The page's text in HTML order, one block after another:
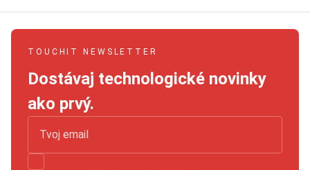
TOUCHIT NEWSLETTER
Dostávaj technologické novinky
ako prvý.